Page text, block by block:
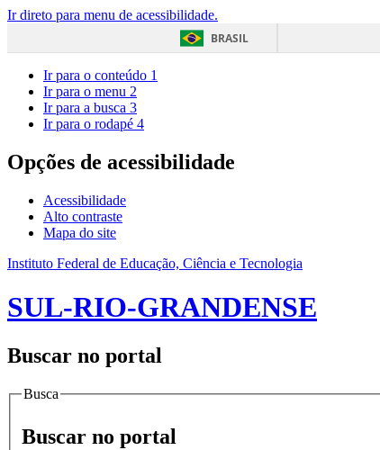
Ir direto para menu de acessibilidade.
BRASIL
Ir para o conteúdo 1
Ir para o menu 2
Ir para a busca 3
Ir para o rodapé 4
Opções de acessibilidade
Acessibilidade
Alto contraste
Mapa do site
Instituto Federal de Educação, Ciência e Tecnologia
SUL-RIO-GRANDENSE
Buscar no portal
Busca
Buscar no portal